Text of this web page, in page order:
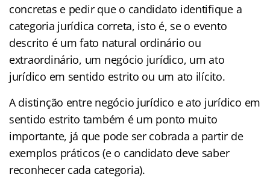
concretas e pedir que o candidato identifique a
categoria jurídica correta, isto é, se o evento
descrito é um fato natural ordinário ou
extraordinário, um negócio jurídico, um ato
jurídico em sentido estrito ou um ato ilícito.
A distinção entre negócio jurídico e ato jurídico em
sentido estrito também é um ponto muito
importante, já que pode ser cobrada a partir de
exemplos práticos (e o candidato deve saber
reconhecer cada categoria).